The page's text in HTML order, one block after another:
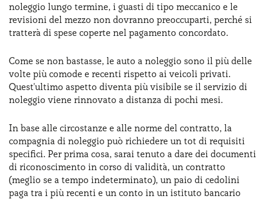
noleggio lungo termine, i guasti di tipo meccanico e le
revisioni del mezzo non dovranno preoccuparti, perché si
tratterà di spese coperte nel pagamento concordato.
Come se non bastasse, le auto a noleggio sono il più delle
volte più comode e recenti rispetto ai veicoli privati.
Quest'ultimo aspetto diventa più visibile se il servizio di
noleggio viene rinnovato a distanza di pochi mesi.
In base alle circostanze e alle norme del contratto, la
compagnia di noleggio può richiedere un tot di requisiti
specifici. Per prima cosa, sarai tenuto a dare dei documenti
di riconoscimento in corso di validità, un contratto
(meglio se a tempo indeterminato), un paio di cedolini
paga tra i più recenti e un conto in un istituto bancario